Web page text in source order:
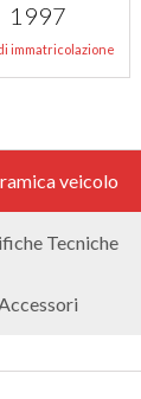
1997
immatricolazione
veicolo
Tecniche